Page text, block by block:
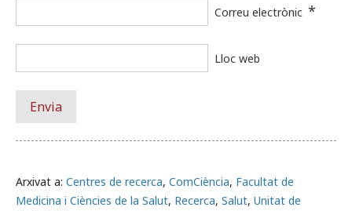
Arxivat a: Centres de recerca, ComCiència, Facultat de
Medicina i Ciències de la Salut, Recerca, Salut, Unitat de
Correu electrònic *
Lloc web